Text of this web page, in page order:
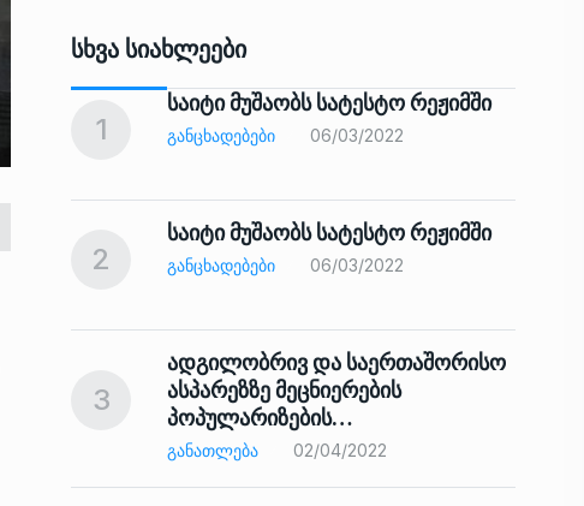
Სხვა Სიახლეები
1
საიტი მუშაობს სატესტო რეჟიმში
ᲒᲐᲜᲪᲮᲐᲓᲔᲑᲔᲑᲘ 06/03/2022
2
საიტი მუშაობს სატესტო რეჟიმში
ᲒᲐᲜᲪᲮᲐᲓᲔᲑᲔᲑᲘ 06/03/2022
3
ადგილობრივ და საერთაშორისო
ასპარეზზე მეცნიერების
პოპულარიზების…
ᲒᲐᲜᲐᲗᲚᲔᲑᲐ 02/04/2022